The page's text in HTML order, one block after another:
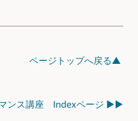
ページトップへ戻る▲
ンス講座 Indexページ ▶▶